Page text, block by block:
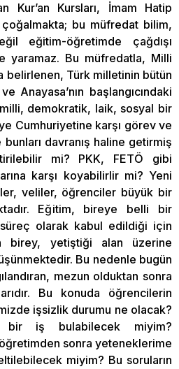
Kur’an Kursları, İmam Hatip
bu müfredat bilim,
eğitim-öğretimde çağdışı
yaramaz. Bu müfredatla, Milli
belirlenen, Türk milletinin bütün
Anayasa’nın başlangıcındaki
demokratik, laik, sosyal bir
Cumhuriyetine karşı görev ve
bunları davranış haline getirmiş
mi? PKK, FETÖ gibi
karşı koyabilirlir mi? Yeni
veliler, öğrenciler büyük bir
Eğitim, bireye belli bir
olarak kabul edildiği için
birey, yetiştiği alan üzerine
Bu nedenle bugün
mezun olduktan sonra
Bu konuda öğrencilerin
işsizlik durumu ne olacak?
bir iş bulabilecek miyim?
sonra yeteneklerime
miyim? Bu soruların